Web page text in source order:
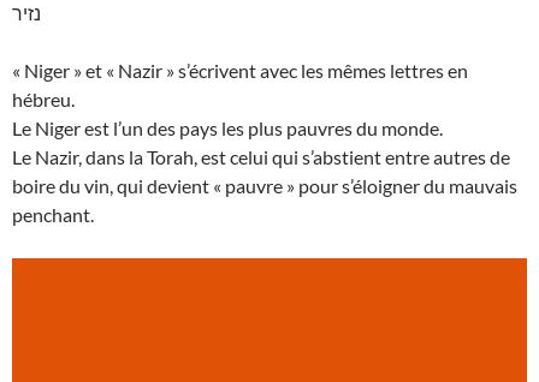
נזיר
« Niger » et « Nazir » s’écrivent avec les mêmes lettres en
hébreu.
Le Niger est l’un des pays les plus pauvres du monde.
Le Nazir, dans la Torah, est celui qui s’abstient entre autres de
boire du vin, qui devient « pauvre » pour s’éloigner du mauvais
penchant.